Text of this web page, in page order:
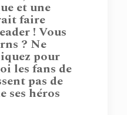
et une
faire
! Vous
? Ne
pour
les fans de
pas de
ses héros